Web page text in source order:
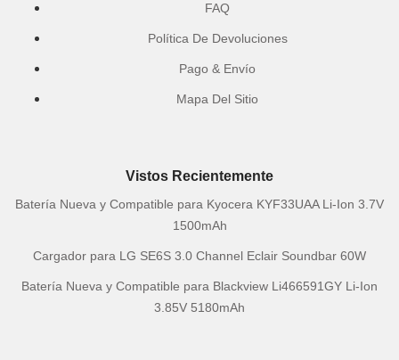
FAQ
Política De Devoluciones
Pago & Envío
Mapa Del Sitio
Vistos Recientemente
Batería Nueva y Compatible para Kyocera KYF33UAA Li-Ion 3.7V
1500mAh
Cargador para LG SE6S 3.0 Channel Eclair Soundbar 60W
Batería Nueva y Compatible para Blackview Li466591GY Li-Ion
3.85V 5180mAh